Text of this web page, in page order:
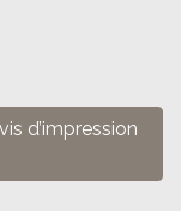
d’impression